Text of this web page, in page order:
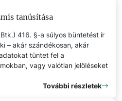
tanúsítása
416. §-a súlyos büntetést ír
– akár szándékosan, akár
tüntet fel a
vagy valótlan jelöléseket
További részletek